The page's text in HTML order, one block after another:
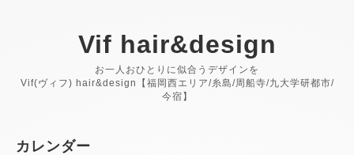
Vif hair&design
お一人おひとりに似合うデザインを
Vif(ヴィフ) hair&design【福岡西エリア/糸島/周船寺/九大学研都市/
今宿】
カレンダー